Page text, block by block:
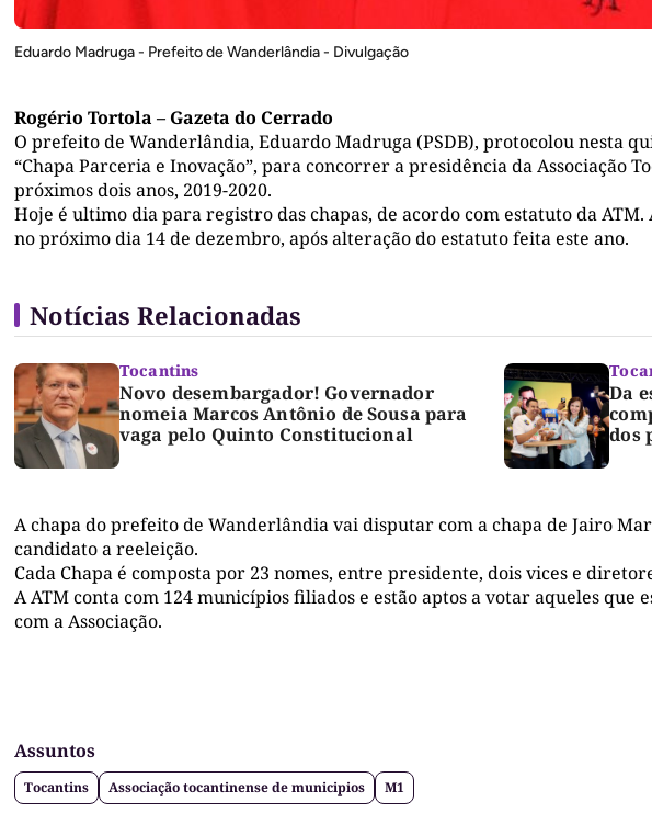
Eduardo Madruga - Prefeito de Wanderlândia - Divulgação
Rogério Tortola – Gazeta do Cerrado
O prefeito de Wanderlândia, Eduardo Madruga (PSDB), protocolou nesta
“Chapa Parceria e Inovação”, para concorrer a presidência da Associação
próximos dois anos, 2019-2020.
Hoje é ultimo dia para registro das chapas, de acordo com estatuto da
no próximo dia 14 de dezembro, após alteração do estatuto feita este ano.
Notícias Relacionadas
Tocantins
Novo desembargador! Governador
nomeia Marcos Antônio de Sousa para
vaga pelo Quinto Constitucional
Da
dos
A chapa do prefeito de Wanderlândia vai disputar com a chapa de Jairo
candidato a reeleição.
Cada Chapa é composta por 23 nomes, entre presidente, dois vices e
A ATM conta com 124 municípios filiados e estão aptos a votar aqueles
com a Associação.
Assuntos
Tocantins Associação tocantinense de municipios M1